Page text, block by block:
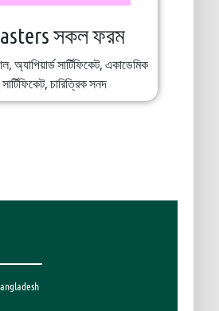
সকল ফরম
অ্যাপিয়ার্ড সার্টিফিকেট, একাডেমিক
সার্টিফিকেট, চারিত্রিক সনদ